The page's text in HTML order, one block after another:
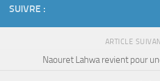
SUIVRE :
ARTICLE
Naouret Lahwa revient pour